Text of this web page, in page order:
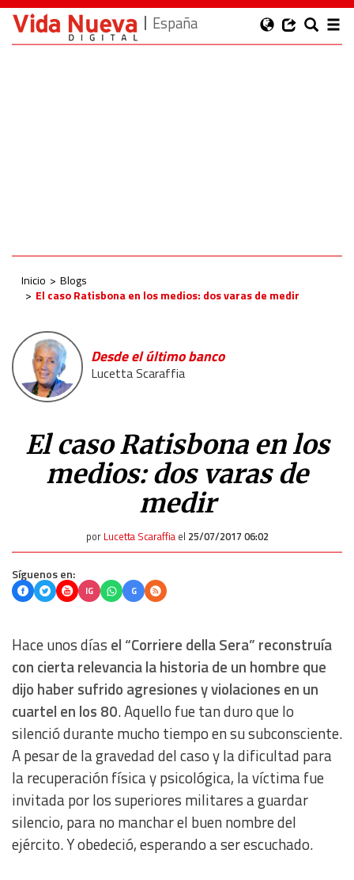
España
Inicio
Blogs
El caso Ratisbona en los medios: dos varas de medir
Desde el último banco
Lucetta Scaraffia
El caso Ratisbona en los
medios: dos varas de
medir
por Lucetta Scaraffiael 25/07/2017 06:02
Síguenos en:
IG G
Hace unos días el “Corriere della Sera” reconstruía
con cierta relevancia la historia de un hombre que
dijo haber sufrido agresiones y violaciones en un
cuartel en los 80. Aquello fue tan duro que lo
silenció durante mucho tiempo en su subconsciente.
A pesar de la gravedad del caso y la dificultad para
la recuperación física y psicológica, la víctima fue
invitada por los superiores militares a guardar
silencio, para no manchar el buen nombre del
ejército. Y obedeció, esperando a ser escuchado.